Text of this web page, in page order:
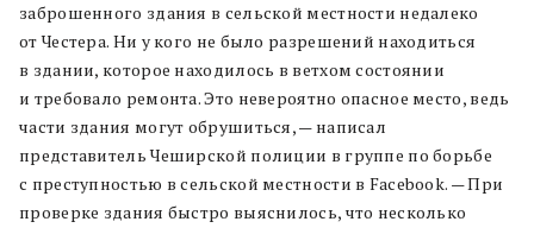
заброшенного здания в сельской местности недалеко
от Честера. Ни у кого не было разрешений находиться
в здании, которое находилось в ветхом состоянии
и требовало ремонта. Это невероятно опасное место, ведь
части здания могут обрушиться, — написал
представитель Чеширской полиции в группе по борьбе
с преступностью в сельской местности в Facebook. — При
проверке здания быстро выяснилось, что несколько